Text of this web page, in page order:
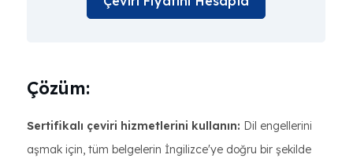
Çözüm:
Sertifikalı çeviri hizmetlerini kullanın: Dil engellerini
aşmak için, tüm belgelerin İngilizce'ye doğru bir şekilde